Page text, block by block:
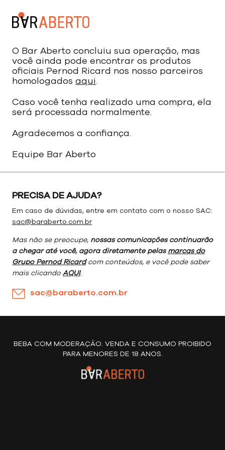
O Bar Aberto concluiu sua operação, mas
você ainda pode encontrar os produtos
oficiais Pernod Ricard nos nosso parceiros
homologados aqui.
Caso você tenha realizado uma compra, ela
será processada normalmente.
Agradecemos a confiança.
Equipe Bar Aberto
PRECISA DE AJUDA?
Em caso de dúvidas, entre em contato com o nosso SAC:
sac@baraberto.com.br
Mas não se preocupe, nossas comunicações continuarão
a chegar até você, agora diretamente pelas marcas do
Grupo Pernod Ricardcom conteúdos, e você pode saber
mais clicando AQUI.
sac@baraberto.com.br
BEBA COM MODERAÇÃO. VENDA E CONSUMO PROIBIDO
PARA MENORES DE 18 ANOS.